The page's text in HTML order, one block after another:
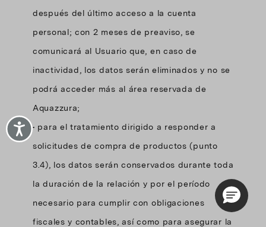
Accessibility
después del último acceso a la cuenta
personal; con 2 meses de preaviso, se
comunicará al Usuario que, en caso de
inactividad, los datos serán eliminados y no se
podrá acceder más al área reservada de
Aquazzura;
• para el tratamiento dirigido a responder a
solicitudes de compra de productos (punto
3.4), los datos serán conservados durante toda
la duración de la relación y por el período
necesario para cumplir con obligaciones
fiscales y contables, así como para asegurar la